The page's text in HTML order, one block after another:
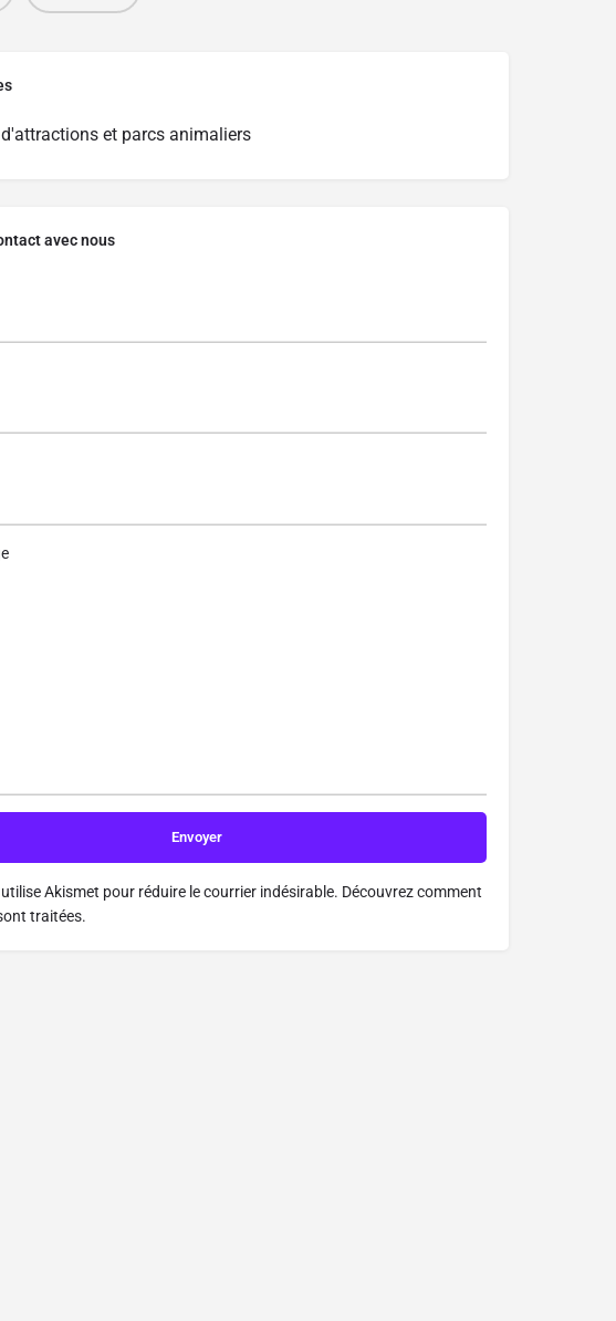
d'attractions et parcs animaliers
avec nous
Akismet pour réduire le courrier indésirable. Découvrez comment
traitées.